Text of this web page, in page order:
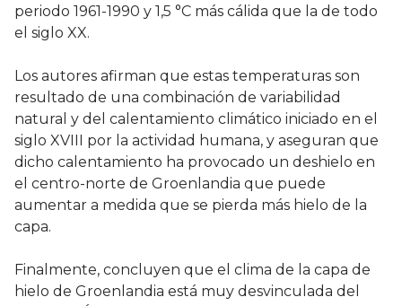
periodo 1961-1990 y 1,5 °C más cálida que la de todo
el siglo XX.
Los autores afirman que estas temperaturas son
resultado de una combinación de variabilidad
natural y del calentamiento climático iniciado en el
siglo XVIII por la actividad humana, y aseguran que
dicho calentamiento ha provocado un deshielo en
el centro-norte de Groenlandia que puede
aumentar a medida que se pierda más hielo de la
capa.
Finalmente, concluyen que el clima de la capa de
hielo de Groenlandia está muy desvinculada del